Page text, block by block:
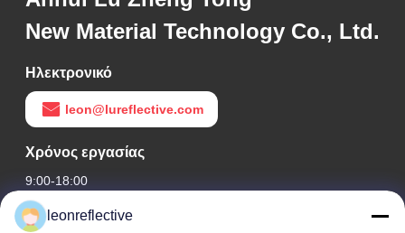
New Material Technology Co., Ltd.
Ηλεκτρονικό
leon@lureflective.com
Χρόνος εργασίας
9:00-18:00
Η διεύθυνσή μας
leonreflective